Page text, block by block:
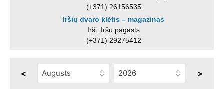
(+371) 26156535
Iršių dvaro klėtis – magazinas
Irši, Iršu pagasts
(+371) 29275412
< >